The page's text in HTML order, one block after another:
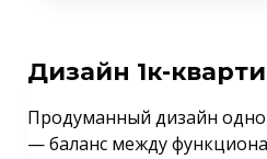
Дизайн 1к-
Продуманный дизайн
— баланс между